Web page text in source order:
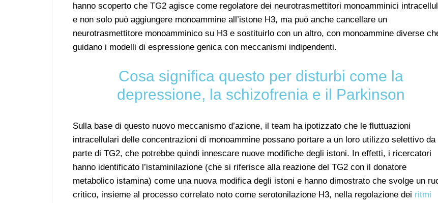
hanno scoperto che TG2 agisce come regolatore dei neurotrasmettitori monoamminici
e non solo può aggiungere monoammine all’istone H3, ma può anche cancellare un
neurotrasmettitore monoamminico su H3 e sostituirlo con un altro, con monoammine diverse
guidano i modelli di espressione genica con meccanismi indipendenti.
Cosa significa questo per disturbi come la
depressione, la schizofrenia e il Parkinson
Sulla base di questo nuovo meccanismo d’azione, il team ha ipotizzato che le fluttuazioni
intracellulari delle concentrazioni di monoammine possano portare a un loro utilizzo selettivo da
parte di TG2, che potrebbe quindi innescare nuove modifiche degli istoni. In effetti, i ricercatori
hanno identificato l’istaminilazione (che si riferisce alla reazione del TG2 con il donatore
metabolico istamina) come una nuova modifica degli istoni e hanno dimostrato che svolge un
critico, insieme al processo correlato noto come serotonilazione H3, nella regolazione dei ritmi